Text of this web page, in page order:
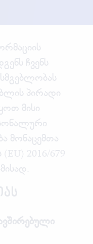
ჩვენს
პირადი
მისი
მონაცემთა
2016/679